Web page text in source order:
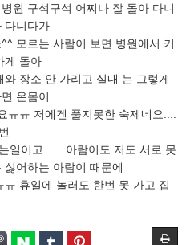
원 구석구석 어찌나 잘 돌아 다니
다니다가
모르는 사람이 보면 병원에서 키
게 돌아
장소 안 가리고 실내 는 그렇게
온몸이
ㅠ 저에겐 풀지못한 숙제네요....
일이고..... 아람이도 저도 서로 못
어하는 아람이 때문에
휴일에 놀러도 한번 못 가고 집